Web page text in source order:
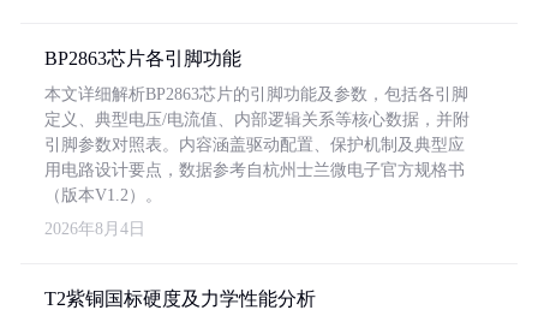
BP2863芯片各引脚功能
本文详细解析BP2863芯片的引脚功能及参数，包括各引脚
定义、典型电压/电流值、内部逻辑关系等核心数据，并附
引脚参数对照表。内容涵盖驱动配置、保护机制及典型应
用电路设计要点，数据参考自杭州士兰微电子官方规格书
（版本V1.2）。
2026年8月4日
T2紫铜国标硬度及力学性能分析